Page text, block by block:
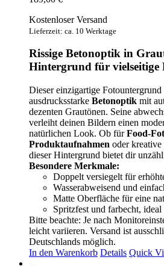
Kostenloser Versand
Lieferzeit: ca. 10 Werktage
Rissige Betonoptik in
Hintergrund für vielseitige
Dieser einzigartige
ausdrucksstarke Betonoptik mit
dezenten Grautönen. Seine
verleiht deinen Bildern einen
natürlichen Look. Ob fürFood-
Produktaufnahmen oder
dieser Hintergrund bietet dir
Besondere Merkmale:
Doppelt versiegelt für
Wasserabweisend und
Matte Oberfläche für eine
Spritzfest und farbecht,
Bitte beachte: Je nach
leicht variieren. Versand ist
Deutschlands möglich.
In den Warenkorb Details Quick